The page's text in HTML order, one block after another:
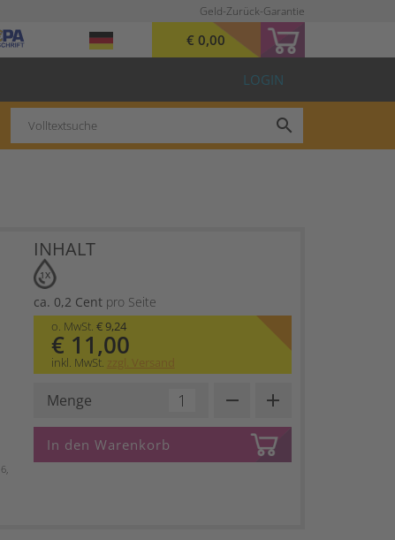
Geld-Zurück-Garantie
€ 0,00
LOGIN
search
INHALT
1X
ca. 0,2 Centpro Seite
o. MwSt. € 9,24
€ 11,00
inkl. MwSt. zzgl. Versand
Menge remove add
In den Warenkorb